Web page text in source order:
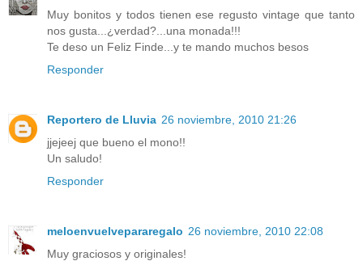
Muy bonitos y todos tienen ese regusto vintage que tanto
nos gusta...¿verdad?...una monada!!!
Te deso un Feliz Finde...y te mando muchos besos
Responder
Reportero de Lluvia 26 noviembre, 2010 21:26
jjejeej que bueno el mono!!
Un saludo!
Responder
meloenvuelvepararegalo 26 noviembre, 2010 22:08
Muy graciosos y originales!